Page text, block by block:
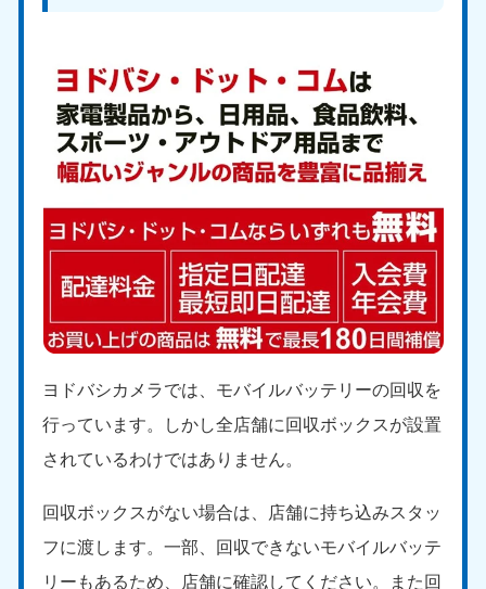
ヨドバシカメラでは、モバイルバッテリーの回収を
行っています。しかし全店舗に回収ボックスが設置
されているわけではありません。
回収ボックスがない場合は、店舗に持ち込みスタッ
フに渡します。一部、回収できないモバイルバッテ
リーもあるため、店舗に確認してください。また回